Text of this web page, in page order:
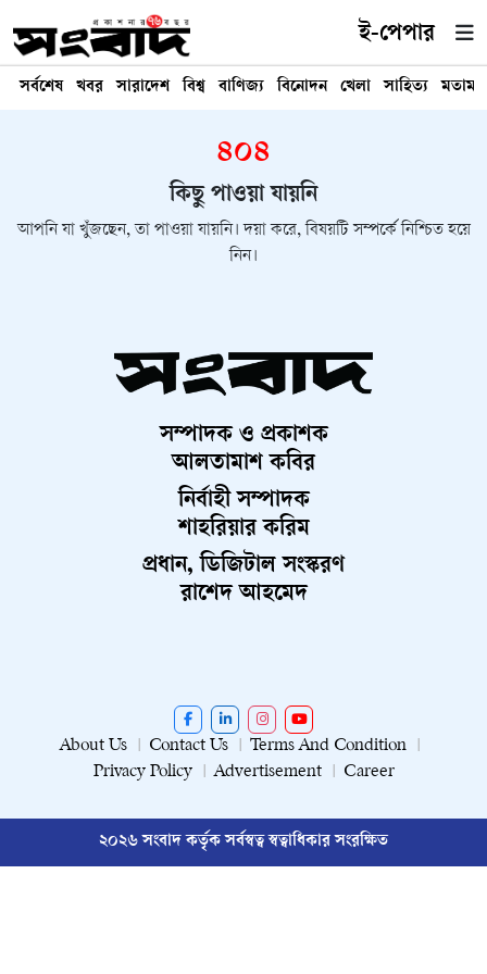
ই-পেপার
সর্বশেষ খবর সারাদেশ বিশ্ব বাণিজ্য বিনোদন খেলা সাহিত্য মতামত
৪০৪
কিছু পাওয়া যায়নি
আপনি যা খুঁজছেন, তা পাওয়া যায়নি। দয়া করে, বিষয়টি সম্পর্কে নিশ্চিত হয়ে
নিন।
সম্পাদক ও প্রকাশক
আলতামাশ কবির
নির্বাহী সম্পাদক
শাহরিয়ার করিম
প্রধান, ডিজিটাল সংস্করণ
রাশেদ আহমেদ
About Us Contact Us
Terms And Condition
Privacy Policy
Advertisement Career
২০২৬ সংবাদ কর্তৃক সর্বস্বত্ব স্বত্বাধিকার সংরক্ষিত